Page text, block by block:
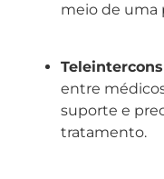
meio de uma
entre
suporte e
tratamento.